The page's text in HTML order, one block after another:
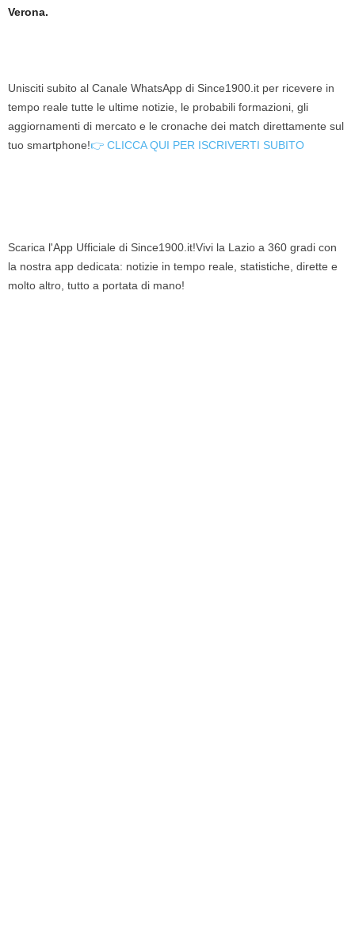
Verona.
Unisciti subito al Canale WhatsApp di Since1900.it per ricevere in
tempo reale tutte le ultime notizie, le probabili formazioni, gli
aggiornamenti di mercato e le cronache dei match direttamente sul
tuo smartphone!👉 CLICCA QUI PER ISCRIVERTI SUBITO
Scarica l'App Ufficiale di Since1900.it!Vivi la Lazio a 360 gradi con
la nostra app dedicata: notizie in tempo reale, statistiche, dirette e
molto altro, tutto a portata di mano!